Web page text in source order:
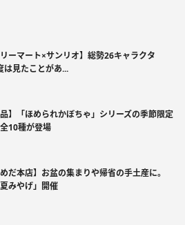
リーマート×サンリオ】総勢26キャラクタ
見たことがあ...
品】「ほめられかぼちゃ」シリーズの季節限定
10種が登場
めだ本店】お盆の集まりや帰省の手土産に。
夏みやげ」開催